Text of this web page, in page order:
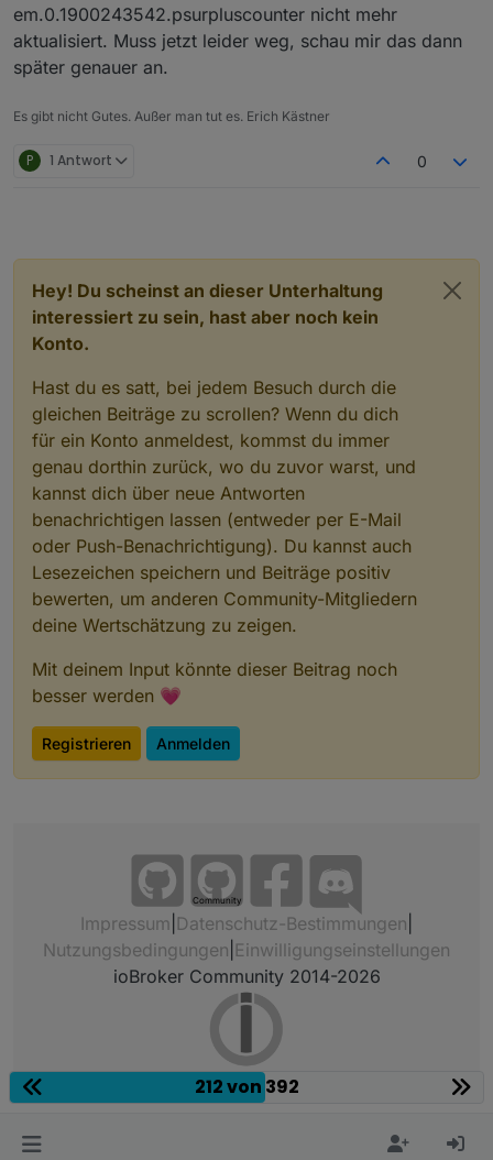
em.0.1900243542.psurpluscounter nicht mehr
aktualisiert. Muss jetzt leider weg, schau mir das dann
später genauer an.
Es gibt nicht Gutes. Außer man tut es. Erich Kästner
P 1 Antwort 0
Hey! Du scheinst an dieser Unterhaltung
interessiert zu sein, hast aber noch kein
Konto.
Hast du es satt, bei jedem Besuch durch die
gleichen Beiträge zu scrollen? Wenn du dich
für ein Konto anmeldest, kommst du immer
genau dorthin zurück, wo du zuvor warst, und
kannst dich über neue Antworten
benachrichtigen lassen (entweder per E-Mail
oder Push-Benachrichtigung). Du kannst auch
Lesezeichen speichern und Beiträge positiv
bewerten, um anderen Community-Mitgliedern
deine Wertschätzung zu zeigen.
Mit deinem Input könnte dieser Beitrag noch
besser werden 💗
Registrieren Anmelden
Community
Impressum Datenschutz-Bestimmungen
Nutzungsbedingungen Einwilligungseinstellungen
ioBroker Community 2014-2026
212 von 392